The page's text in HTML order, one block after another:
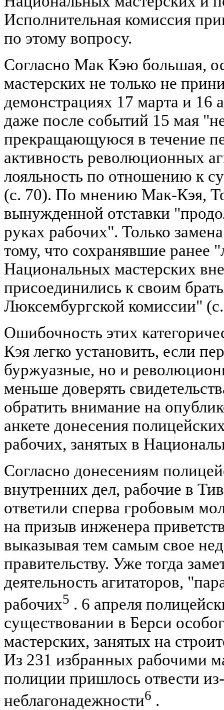
Исполнительная комиссия
по этому вопросу.
Согласно Мак Кэю большая,
мастерских не только не
демонстрациях 17 марта и 16
даже после событий 15 мая
прекращающуюся в течение
активность революционных
лояльность по отношению к
(с. 70). По мнению Мак-Кэя,
вынужденной отставки
руках рабочих". Только
тому, что сохранявшие ранее
Национальных мастерских
присоединились к своим
Люксембургской комиссии"
Ошибочность этих
Кэя легко установить, если
буржуазные, но и
меньше доверять
обратить внимание на
анкете донесения
рабочих, занятых в
Согласно донесениям
внутренних дел, рабочие в
ответили сперва гробовым
на призыв инженера
выказывая тем самым свое
правительству. Уже тогда
деятельность агитаторов,
рабочих5 . 6 апреля
существовании в Берси
мастерских, занятых на
Из 231 избранных рабочими
полиции пришлось отвести
неблагонадежности6 .